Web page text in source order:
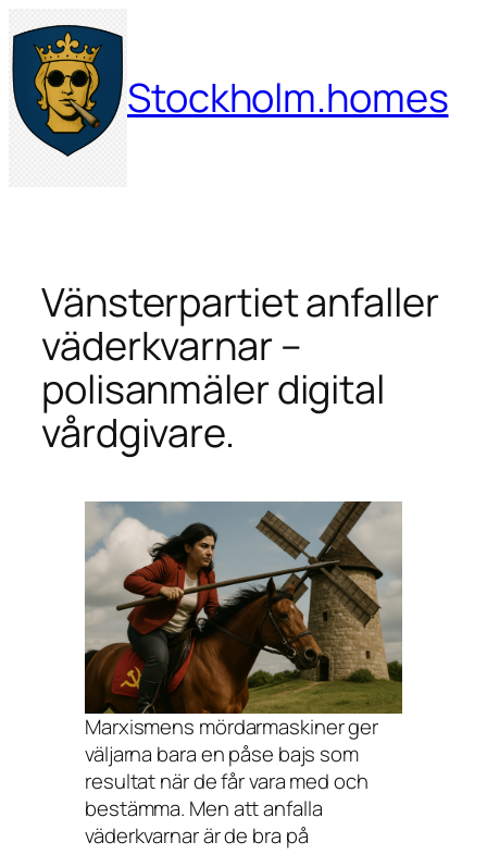
Hoppa
till
innehåll
Stockholm.homes
Vänsterpartiet anfaller
väderkvarnar –
polisanmäler digital
vårdgivare.
Marxismens mördarmaskiner ger
väljarna bara en påse bajs som
resultat när de får vara med och
bestämma. Men att anfalla
väderkvarnar är de bra på